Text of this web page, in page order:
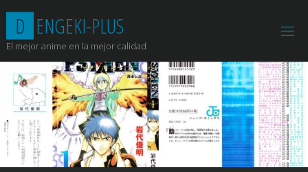
contenido
D ENGEKI-PLUS
El mejor anime en la mejor calidad